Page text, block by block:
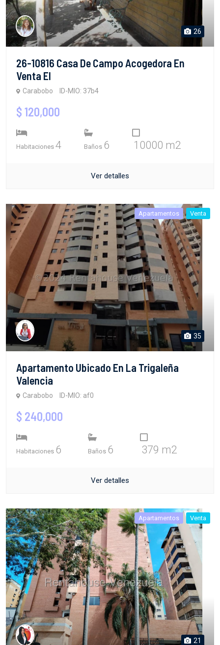
26
26-10816 Casa De Campo Acogedora En
Venta El
Carabobo ID-MIO: 37b4
$ 120,000
Habitaciones 4 Baños 6 10000 m2
Ver detalles
Apartamentos Venta
35
Apartamento Ubicado En La Trigaleña
Valencia
Carabobo ID-MIO: af0
$ 240,000
Habitaciones 6 Baños 6 379 m2
Ver detalles
Apartamentos Venta
21